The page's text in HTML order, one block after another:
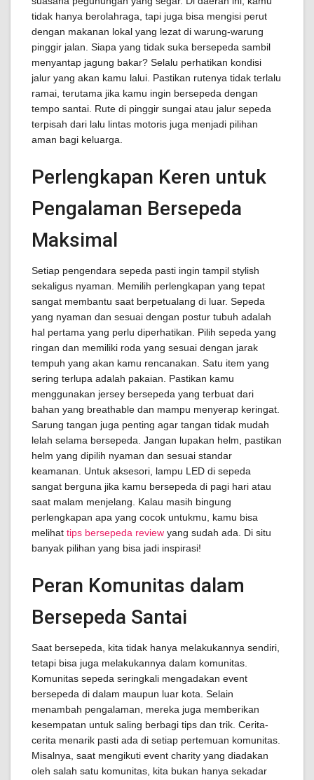
tidak hanya berolahraga, tapi juga bisa mengisi perut
dengan makanan lokal yang lezat di warung-warung
pinggir jalan. Siapa yang tidak suka bersepeda sambil
menyantap jagung bakar? Selalu perhatikan kondisi
jalur yang akan kamu lalui. Pastikan rutenya tidak terlalu
ramai, terutama jika kamu ingin bersepeda dengan
tempo santai. Rute di pinggir sungai atau jalur sepeda
terpisah dari lalu lintas motoris juga menjadi pilihan
aman bagi keluarga.
Perlengkapan Keren untuk
Pengalaman Bersepeda
Maksimal
Setiap pengendara sepeda pasti ingin tampil stylish
sekaligus nyaman. Memilih perlengkapan yang tepat
sangat membantu saat berpetualang di luar. Sepeda
yang nyaman dan sesuai dengan postur tubuh adalah
hal pertama yang perlu diperhatikan. Pilih sepeda yang
ringan dan memiliki roda yang sesuai dengan jarak
tempuh yang akan kamu rencanakan. Satu item yang
sering terlupa adalah pakaian. Pastikan kamu
menggunakan jersey bersepeda yang terbuat dari
bahan yang breathable dan mampu menyerap keringat.
Sarung tangan juga penting agar tangan tidak mudah
lelah selama bersepeda. Jangan lupakan helm, pastikan
helm yang dipilih nyaman dan sesuai standar
keamanan. Untuk aksesori, lampu LED di sepeda
sangat berguna jika kamu bersepeda di pagi hari atau
saat malam menjelang. Kalau masih bingung
perlengkapan apa yang cocok untukmu, kamu bisa
melihat tips bersepeda review yang sudah ada. Di situ
banyak pilihan yang bisa jadi inspirasi!
Peran Komunitas dalam
Bersepeda Santai
Saat bersepeda, kita tidak hanya melakukannya sendiri,
tetapi bisa juga melakukannya dalam komunitas.
Komunitas sepeda seringkali mengadakan event
bersepeda di dalam maupun luar kota. Selain
menambah pengalaman, mereka juga memberikan
kesempatan untuk saling berbagi tips dan trik. Cerita-
cerita menarik pasti ada di setiap pertemuan komunitas.
Misalnya, saat mengikuti event charity yang diadakan
oleh salah satu komunitas, kita bukan hanya sekadar